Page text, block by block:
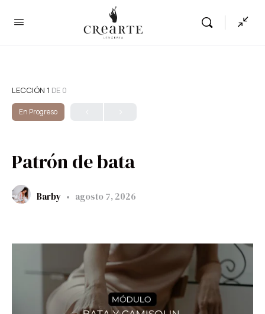
LECCIÓN 1 DE 0
En Progreso
Patrón de bata
Barby agosto 7, 2026